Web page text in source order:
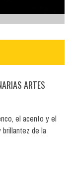
ARTES
el acento y el
de la